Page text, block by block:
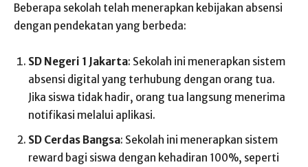
Beberapa sekolah telah menerapkan kebijakan absensi
dengan pendekatan yang berbeda:
SD Negeri 1 Jakarta: Sekolah ini menerapkan sistem
absensi digital yang terhubung dengan orang tua.
Jika siswa tidak hadir, orang tua langsung menerima
notifikasi melalui aplikasi.
SD Cerdas Bangsa: Sekolah ini menerapkan sistem
reward bagi siswa dengan kehadiran 100%, seperti